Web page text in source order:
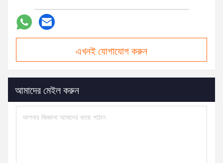
এখনই যোগাযোগ করুন
আমাদের মেইল করুন